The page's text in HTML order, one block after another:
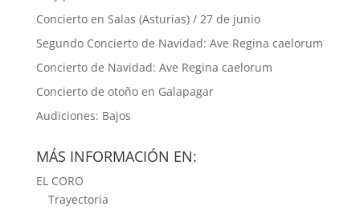
Concierto en Salas (Asturias) / 27 de junio
Segundo Concierto de Navidad: Ave Regina caelorum
Concierto de Navidad: Ave Regina caelorum
Concierto de otoño en Galapagar
Audiciones: Bajos
MÁS INFORMACIÓN EN:
EL CORO
Trayectoria